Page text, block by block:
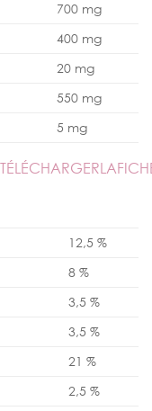
700 mg
400 mg
20 mg
550 mg
5 mg
12,5 %
8 %
3,5 %
3,5 %
21 %
2,5 %